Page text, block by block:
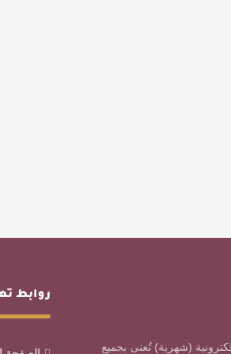
(شهرية) تُعنى بجميع
روابط